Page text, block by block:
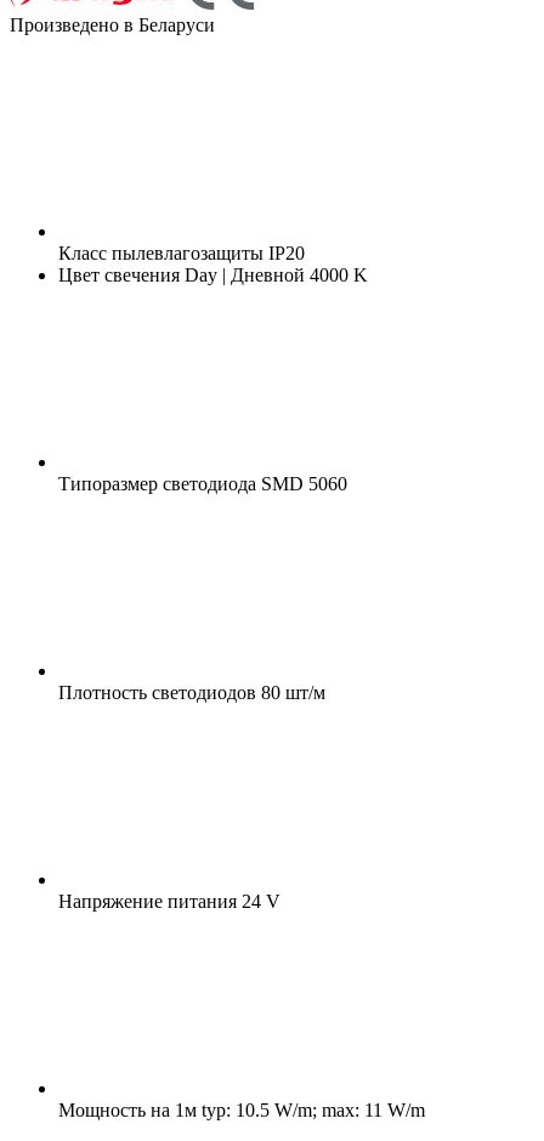
Произведено в Беларуси
Класс пылевлагозащиты IP20
Цвет свечения Day | Дневной 4000 K
Типоразмер светодиода SMD 5060
Плотность светодиодов 80 шт/м
Напряжение питания 24 V
Мощность на 1м typ: 10.5 W/m; max: 11 W/m